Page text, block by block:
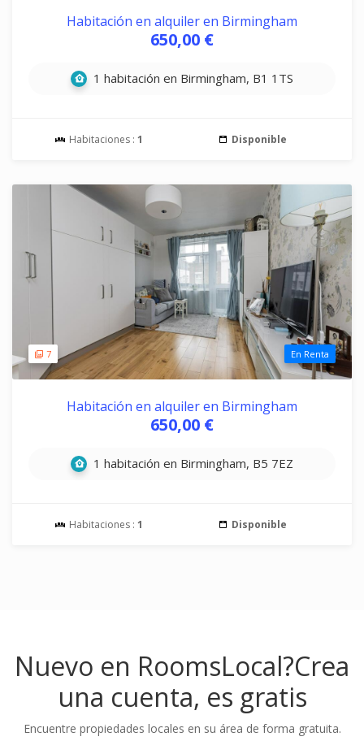
Habitación en alquiler en Birmingham
650,00 €
1 habitación en Birmingham, B1 1TS
Habitaciones : 1 Disponible
7 En Renta
Habitación en alquiler en Birmingham
650,00 €
1 habitación en Birmingham, B5 7EZ
Habitaciones : 1 Disponible
Nuevo en RoomsLocal?Crea
una cuenta, es gratis
Encuentre propiedades locales en su área de forma gratuita.